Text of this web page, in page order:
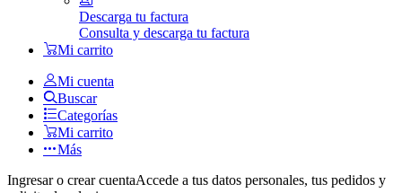
Descarga tu factura
Consulta y descarga tu factura
Mi carrito
Mi cuenta
Buscar
Categorías
Mi carrito
Más
Ingresar o crear cuentaAccede a tus datos personales, tus pedidos y